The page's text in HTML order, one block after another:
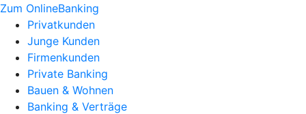
Zum OnlineBanking
Privatkunden
Junge Kunden
Firmenkunden
Private Banking
Bauen & Wohnen
Banking & Verträge